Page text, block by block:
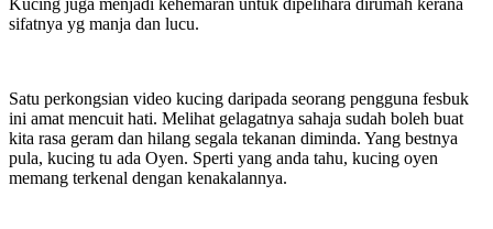
Kucing juga menjadi kehemaran untuk dipelihara dirumah kerana
sifatnya yg manja dan lucu.
Satu perkongsian video kucing daripada seorang pengguna fesbuk
ini amat mencuit hati. Melihat gelagatnya sahaja sudah boleh buat
kita rasa geram dan hilang segala tekanan diminda. Yang bestnya
pula, kucing tu ada Oyen. Sperti yang anda tahu, kucing oyen
memang terkenal dengan kenakalannya.